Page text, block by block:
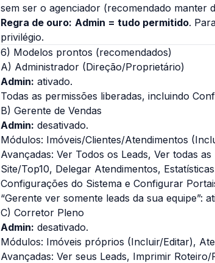
sem ser o agenciador (recomendado manter
Regra de ouro: Admin = tudo permitido.
privilégio.
6) Modelos prontos (recomendados)
A) Administrador (Direção/Proprietário)
Admin: ativado.
Todas as permissões liberadas, incluindo
B) Gerente de Vendas
Admin: desativado.
Módulos: Imóveis/Clientes/Atendimentos
Avançadas: Ver Todos os Leads, Ver todas
Site/Top10, Delegar Atendimentos,
Configurações do Sistema e Configurar
“Gerente ver somente leads da sua equipe”:
C) Corretor Pleno
Admin: desativado.
Módulos: Imóveis próprios (Incluir/Editar),
Avançadas: Ver seus Leads, Imprimir